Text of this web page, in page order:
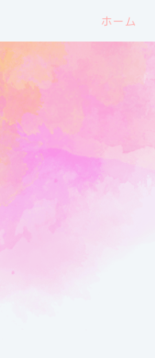
ホーム